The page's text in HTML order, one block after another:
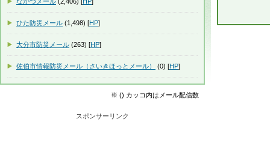
ひた防災メール (1,498) [HP]
大分市防災メール (263) [HP]
佐伯市情報防災メール（さいきほっとメール） (0) [HP]
※ () カッコ内はメール配信数
スポンサーリンク